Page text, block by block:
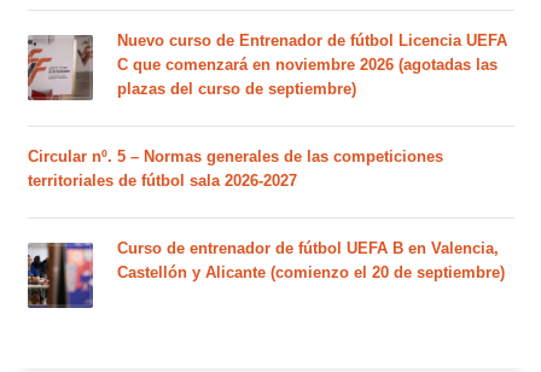
Nuevo curso de Entrenador de fútbol Licencia UEFA
C que comenzará en noviembre 2026 (agotadas las
plazas del curso de septiembre)
Circular nº. 5 – Normas generales de las competiciones
territoriales de fútbol sala 2026-2027
Curso de entrenador de fútbol UEFA B en Valencia,
Castellón y Alicante (comienzo el 20 de septiembre)